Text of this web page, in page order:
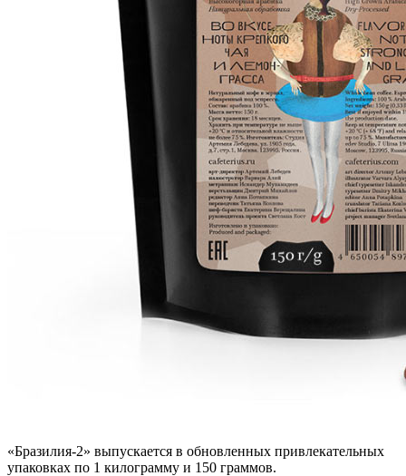
«Бразилия-2» выпускается в обновленных привлекательных
упаковках по 1 килограмму и 150 граммов.